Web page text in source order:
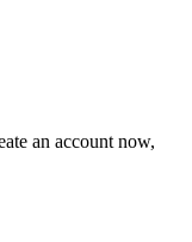
an account now,